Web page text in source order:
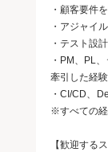
・顧客要件
・アジャイ
・テスト設
・PM、PL
牽引した経験
・CI/CD、
※すべての経
【歓迎する